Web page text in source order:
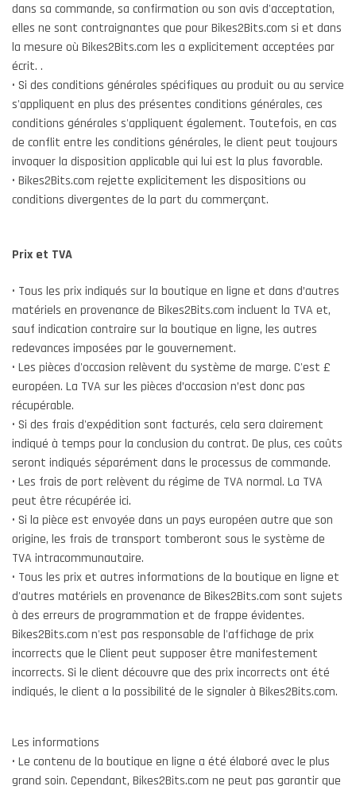
dans sa commande, sa confirmation ou son avis d'acceptation,
elles ne sont contraignantes que pour Bikes2Bits.com si et dans
la mesure où Bikes2Bits.com les a explicitement acceptées par
écrit. .
• Si des conditions générales spécifiques au produit ou au service
s'appliquent en plus des présentes conditions générales, ces
conditions générales s'appliquent également. Toutefois, en cas
de conflit entre les conditions générales, le client peut toujours
invoquer la disposition applicable qui lui est la plus favorable.
• Bikes2Bits.com rejette explicitement les dispositions ou
conditions divergentes de la part du commerçant.
Prix ​​et TVA
• Tous les prix indiqués sur la boutique en ligne et dans d’autres
matériels en provenance de Bikes2Bits.com incluent la TVA et,
sauf indication contraire sur la boutique en ligne, les autres
redevances imposées par le gouvernement.
• Les pièces d'occasion relèvent du système de marge. C'est £
européen. La TVA sur les pièces d’occasion n’est donc pas
récupérable.
• Si des frais d'expédition sont facturés, cela sera clairement
indiqué à temps pour la conclusion du contrat. De plus, ces coûts
seront indiqués séparément dans le processus de commande.
• Les frais de port relèvent du régime de TVA normal. La TVA
peut être récupérée ici.
• Si la pièce est envoyée dans un pays européen autre que son
origine, les frais de transport tomberont sous le système de
TVA intracommunautaire.
• Tous les prix et autres informations de la boutique en ligne et
d'autres matériels en provenance de Bikes2Bits.com sont sujets
à des erreurs de programmation et de frappe évidentes.
Bikes2Bits.com n'est pas responsable de l'affichage de prix
incorrects que le Client peut supposer être manifestement
incorrects. Si le client découvre que des prix incorrects ont été
indiqués, le client a la possibilité de le signaler à Bikes2Bits.com.
Les informations
• Le contenu de la boutique en ligne a été élaboré avec le plus
grand soin. Cependant, Bikes2Bits.com ne peut pas garantir que